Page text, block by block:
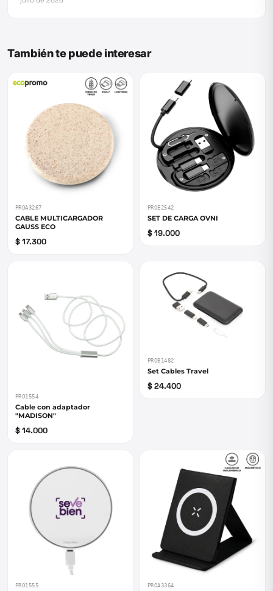
También te puede interesar
PROA3267
CABLE MULTICARGADOR
GAUSS ECO
$ 17.300
PROE2542
SET DE CARGA OVNI
$ 19.000
PRO1554
Cable con adaptador
"MADISON"
$ 14.000
PROB1482
Set Cables Travel
$ 24.400
PRO1555 PROA3364